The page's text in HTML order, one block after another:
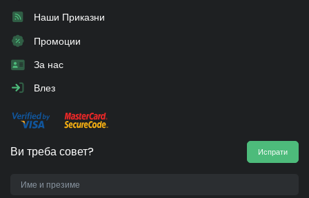
Наши Приказни
Промоции
За нас
Влез
Ви треба совет? Испрати